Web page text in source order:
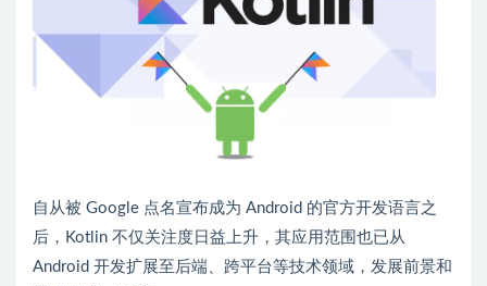
自从被 Google 点名宣布成为 Android 的官方开发语言之
后，Kotlin 不仅关注度日益上升，其应用范围也已从
Android 开发扩展至后端、跨平台等技术领域，发展前景和